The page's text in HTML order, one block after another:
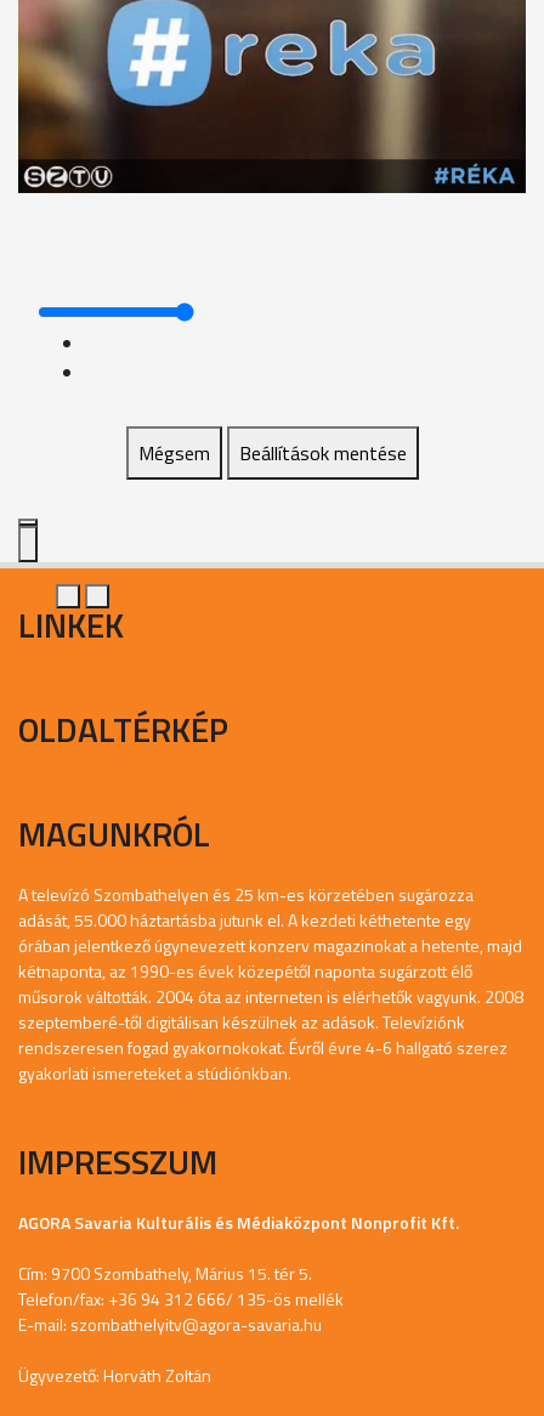
Mégsem Beállítások mentése
LINKEK
OLDALTÉRKÉP
MAGUNKRÓL
A televízó Szombathelyen és 25 km-es körzetében sugározza
adását, 55.000 háztartásba jutunk el. A kezdeti kéthetente egy
órában jelentkező úgynevezett konzerv magazinokat a hetente, majd
kétnaponta, az 1990-es évek közepétől naponta sugárzott élő
műsorok váltották. 2004 óta az interneten is elérhetők vagyunk. 2008
szeptemberé-től digitálisan készülnek az adások. Televíziónk
rendszeresen fogad gyakornokokat. Évről évre 4-6 hallgató szerez
gyakorlati ismereteket a stúdiónkban.
IMPRESSZUM
AGORA Savaria Kulturális és Médiaközpont Nonprofit Kft.
Cím: 9700 Szombathely, Márius 15. tér 5.
Telefon/fax: +36 94 312 666/ 135-ös mellék
E-mail: szombathelyitv@agora-savaria.hu
Ügyvezető: Horváth Zoltán